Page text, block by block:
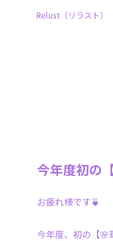
Relust（リラスト）
今年度初の
お疲れ様です🍵
今年度、初の【🌸